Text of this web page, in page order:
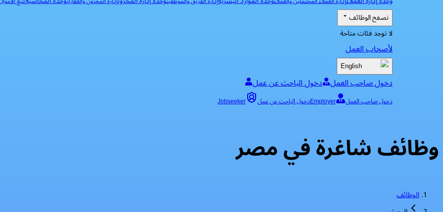
تصفح الوظائف
لا توجد فئات متاحة
لأصحاب العمل
English
دخول صاحب العمل دخول الباحث عن عمل
دخول صاحب العمل Employerدخول الباحث عن عمل Jobseeker
وظائف شاغرة في مصر
الوظائف